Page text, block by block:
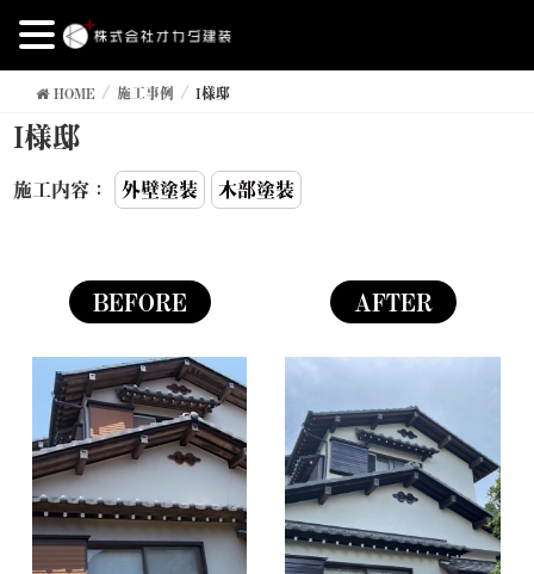
HOME 施工事例 I様邸
I様邸
施工内容： 外壁塗装 木部塗装
BEFORE AFTER